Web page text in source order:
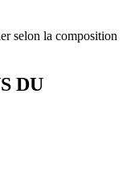
selon la composition
DU